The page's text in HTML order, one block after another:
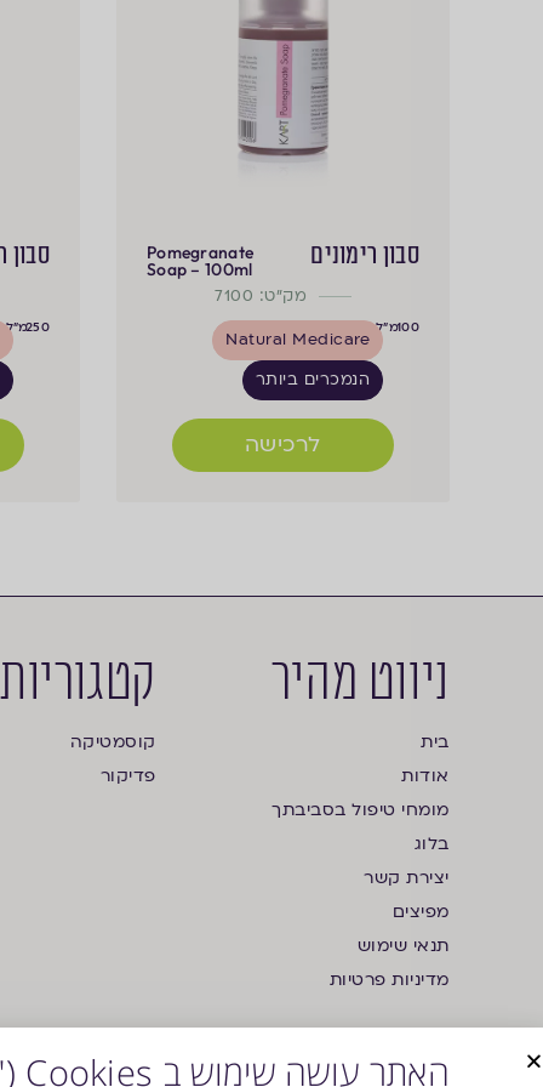
סבון רימונים Pomegranate
Soap – 100ml
מק"ט: 7100
100מ"ל
Natural Medicare
הנמכרים ביותר
לרכישה
סבון
250מ"ל
ניווט מהיר
בית
אודות
מומחי טיפול בסביבתך
בלוג
יצירת קשר
מפיצים
תנאי שימוש
מדיניות פרטיות
קטגוריות
קוסמטיקה
פדיקור
האתר עושה שימוש ב Cookies ("עוגיות")